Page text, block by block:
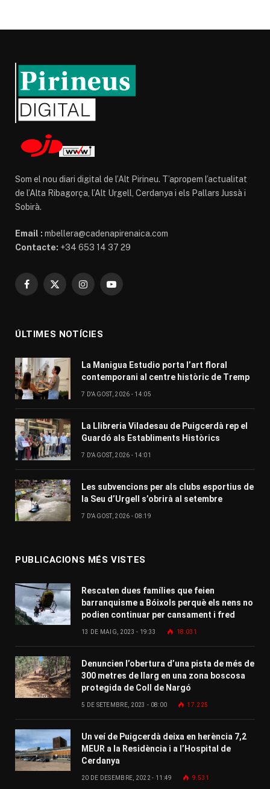
Som el nou diari digital de l’Alt Pirineu. T’apropem l’actualitat
de l’Alta Ribagorça, l’Alt Urgell, Cerdanya i els Pallars Jussà i
Sobirà.
Email : mbellera@cadenapirenaica.com
Contacte: +34 653 14 37 29
Facebook
X
InstagramYouTube
ÚLTIMES NOTÍCIES
La Manigua Estudio porta l’art floral
contemporani al centre històric de Tremp
7 D'AGOST, 2026 - 14:05
La Llibreria Viladesau de Puigcerdà rep el
Guardó als Establiments Històrics
7 D'AGOST, 2026 - 14:01
Les subvencions per als clubs esportius de
la Seu d’Urgell s’obrirà al setembre
7 D'AGOST, 2026 - 08:19
PUBLICACIONS MÉS VISTES
Rescaten dues famílies que feien
barranquisme a Bóixols perquè els nens no
podien continuar per cansament i fred
13 DE MAIG, 2023 - 19:33 18.031
Denuncien l’obertura d’una pista de més de
300 metres de llarg en una zona boscosa
protegida de Coll de Nargó
5 DE SETEMBRE, 2023 - 08:00 17.225
Un veí de Puigcerdà deixa en herència 7,2
MEUR a la Residència i a l’Hospital de
Cerdanya
20 DE DESEMBRE, 2022 - 11:49 9.531